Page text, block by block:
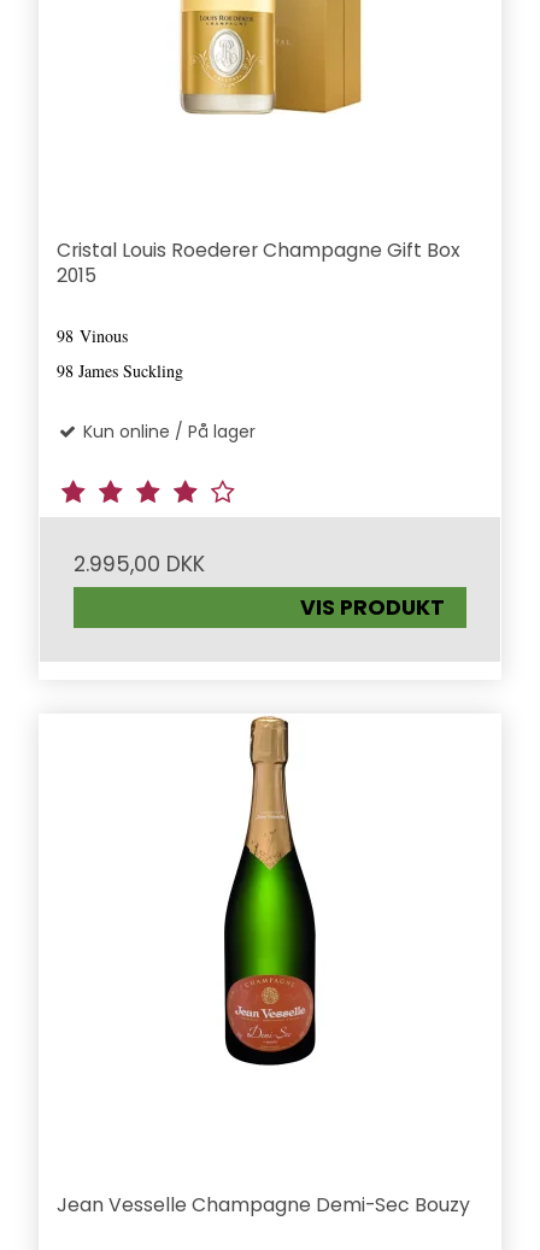
Cristal Louis Roederer Champagne Gift Box
2015
98Vinous
98 James Suckling
Kun online / På lager
2.995,00 DKK
VIS PRODUKT
Jean Vesselle Champagne Demi-Sec Bouzy